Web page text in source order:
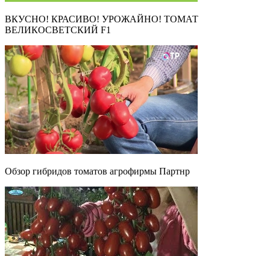
ВКУСНО! КРАСИВО! УРОЖАЙНО! ТОМАТ
ВЕЛИКОСВЕТСКИЙ F1
Обзор гибридов томатов агрофирмы Партнр